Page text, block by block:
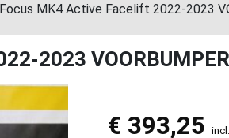
MK4 Active Facelift 2022-2023
2023
€ 393,25